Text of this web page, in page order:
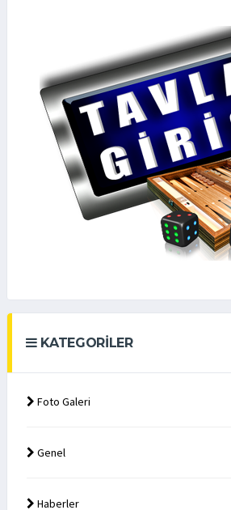
KATEGORILER
Foto Galeri
Genel
Haberler